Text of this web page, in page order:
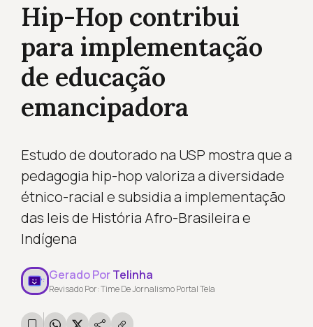
Hip-Hop contribui
para implementação
de educação
emancipadora
Estudo de doutorado na USP mostra que a
pedagogia hip-hop valoriza a diversidade
étnico-racial e subsidia a implementação
das leis de História Afro-Brasileira e
Indígena
Gerado PorTelinha
Revisado Por: Time De Jornalismo Portal Tela